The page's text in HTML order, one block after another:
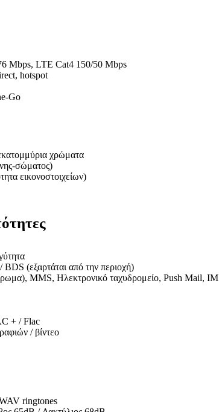
Mbps, LTE Cat4 150/50 Mbps
hotspot
Go
χρώματα
σώματος)
εικονοστοιχείων)
(εξαρτάται από την περιοχή)
MMS, Ηλεκτρονικό ταχυδρομείο, Push Mail, IM
+ / Flac
/ βίντεο
ringtones